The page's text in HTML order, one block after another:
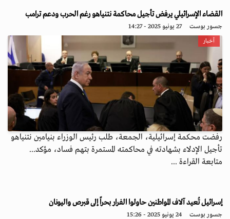
القضاء الإسرائيلي يرفض تأجيل محاكمة نتنياهو رغم الحرب ودعم ترامب
جسور بوست 27 يونيو 2025 - 14:27
أخبار
رفضت محكمة إسرائيلية، الجمعة، طلب رئيس الوزراء بنيامين نتنياهو
تأجيل الإدلاء بشهادته في محاكمته المستمرة بتهم فساد، مؤكد...
متابعة القراءة ...
إسرائيل تُعيد آلاف المواطنين حاولوا الفرار بحراً إلى قبرص واليونان
جسور بوست 24 يونيو 2025 - 15:26